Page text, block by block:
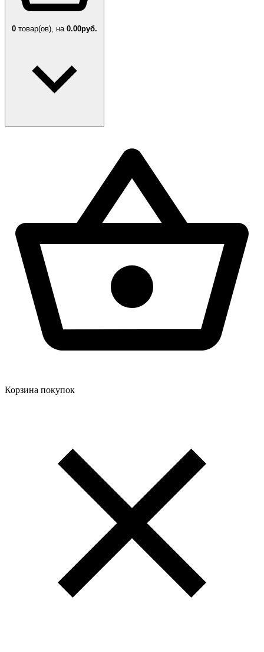
0 товар(ов), на 0.00руб.
Корзина покупок